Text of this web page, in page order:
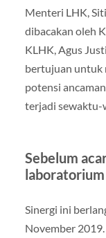
Menteri LHK,
dibacakan oleh
KLHK, Agus
bertujuan untuk
potensi
terjadi sewaktu-
Sebelum
laboratorium
Sinergi ini
November